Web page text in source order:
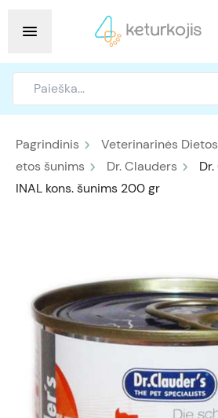
Pagrindinis Veterinarinės Dietos
etos šunims
Dr. Clauders
INAL kons. šunims 200 gr